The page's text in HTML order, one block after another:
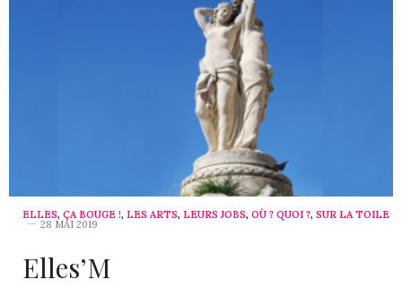
ELLES, ÇA BOUGE !, LES ARTS, LEURS JOBS, OÙ ? QUOI ?, SUR LA TOILE
28 MAI 2019
Elles’M